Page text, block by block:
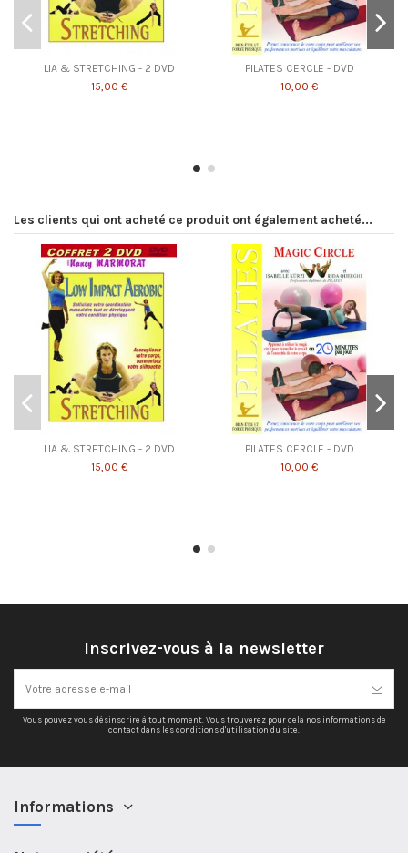
LIA & STRETCHING - 2 DVD
15,00 €
PILATES CERCLE - DVD
10,00 €
Les clients qui ont acheté ce produit ont également acheté...
LIA & STRETCHING - 2 DVD
15,00 €
PILATES CERCLE - DVD
10,00 €
Inscrivez-vous à la newsletter
Vous pouvez vous désinscrire à tout moment. Vous trouverez pour cela nos informations de
contact dans les conditions d'utilisation du site.
Informations